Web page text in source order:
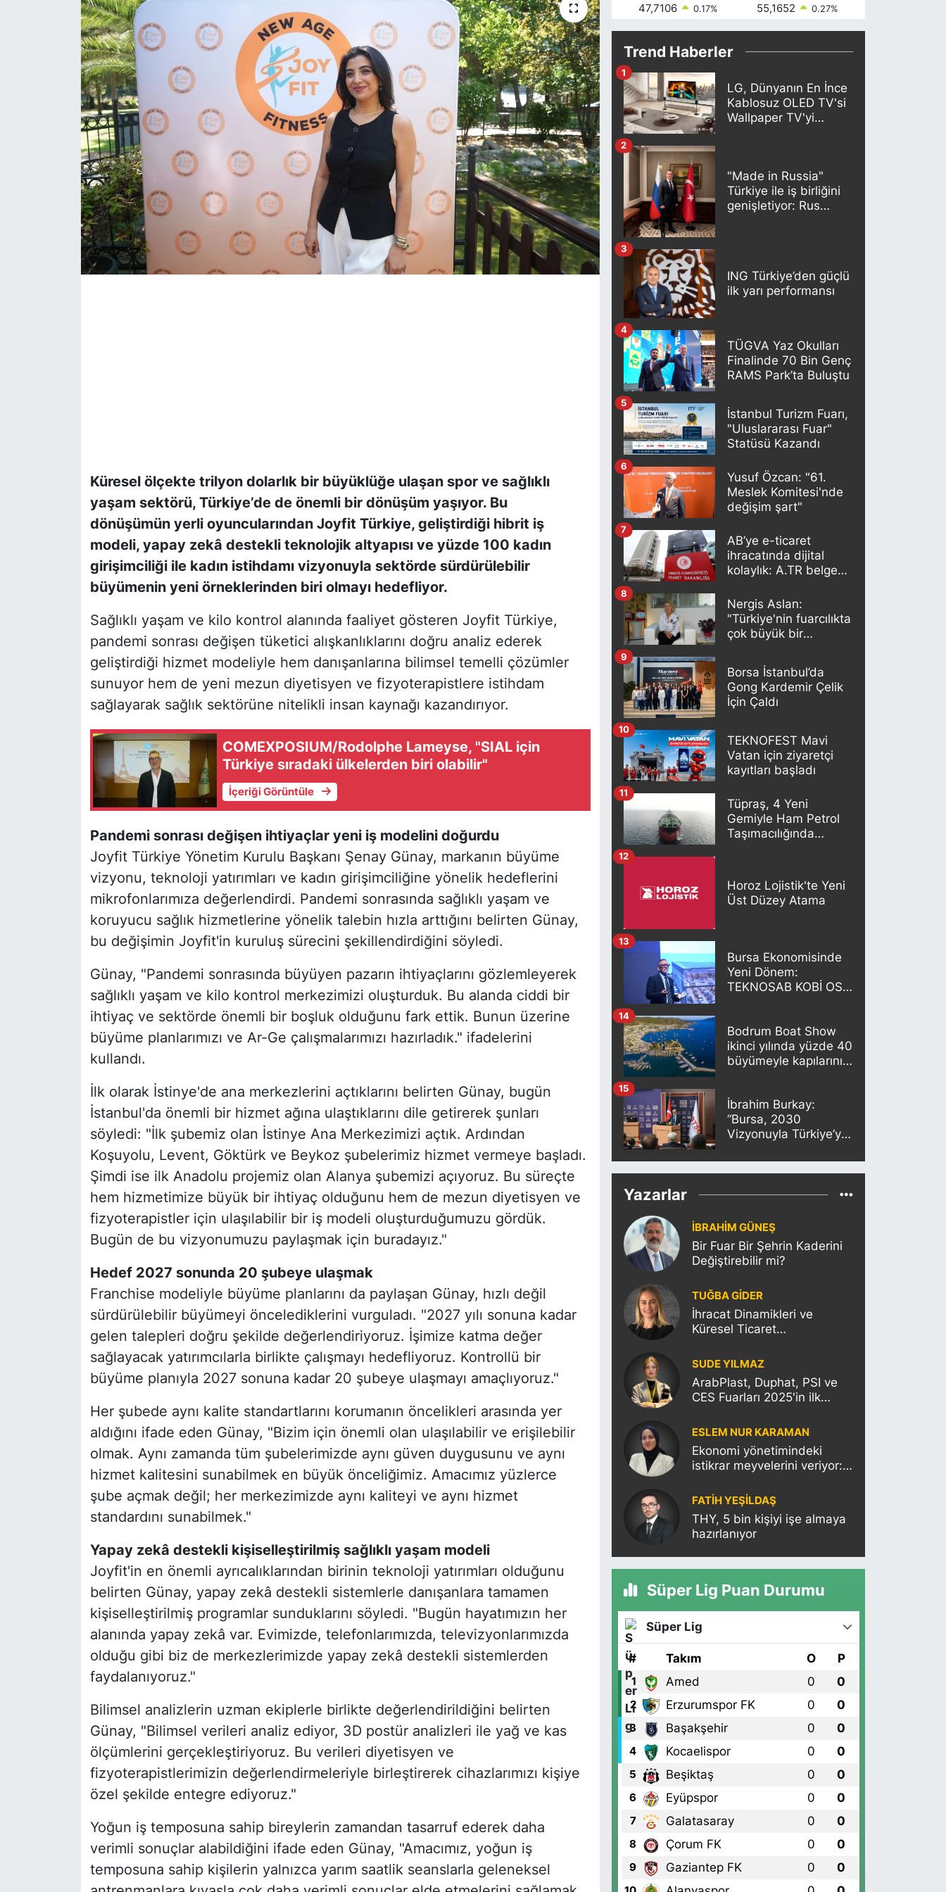
Küresel ölçekte trilyon dolarlık bir büyüklüğe ulaşan spor ve sağlıklı
yaşam sektörü, Türkiye’de de önemli bir dönüşüm yaşıyor. Bu
dönüşümün yerli oyuncularından Joyfit Türkiye, geliştirdiği hibrit iş
modeli, yapay zekâ destekli teknolojik altyapısı ve yüzde 100 kadın
girişimciliği ile kadın istihdamı vizyonuyla sektörde sürdürülebilir
büyümenin yeni örneklerinden biri olmayı hedefliyor.
Sağlıklı yaşam ve kilo kontrol alanında faaliyet gösteren Joyfit Türkiye,
pandemi sonrası değişen tüketici alışkanlıklarını doğru analiz ederek
geliştirdiği hizmet modeliyle hem danışanlarına bilimsel temelli çözümler
sunuyor hem de yeni mezun diyetisyen ve fizyoterapistlere istihdam
sağlayarak sağlık sektörüne nitelikli insan kaynağı kazandırıyor.
COMEXPOSIUM/Rodolphe Lameyse, "SIAL için
Türkiye sıradaki ülkelerden biri olabilir"
İçeriği Görüntüle
Pandemi sonrası değişen ihtiyaçlar yeni iş modelini doğurdu
Joyfit Türkiye Yönetim Kurulu Başkanı Şenay Günay, markanın büyüme
vizyonu, teknoloji yatırımları ve kadın girişimciliğine yönelik hedeflerini
mikrofonlarımıza değerlendirdi. Pandemi sonrasında sağlıklı yaşam ve
koruyucu sağlık hizmetlerine yönelik talebin hızla arttığını belirten Günay,
bu değişimin Joyfit'in kuruluş sürecini şekillendirdiğini söyledi.
Günay, "Pandemi sonrasında büyüyen pazarın ihtiyaçlarını gözlemleyerek
sağlıklı yaşam ve kilo kontrol merkezimizi oluşturduk. Bu alanda ciddi bir
ihtiyaç ve sektörde önemli bir boşluk olduğunu fark ettik. Bunun üzerine
büyüme planlarımızı ve Ar-Ge çalışmalarımızı hazırladık." ifadelerini
kullandı.
İlk olarak İstinye'de ana merkezlerini açtıklarını belirten Günay, bugün
İstanbul'da önemli bir hizmet ağına ulaştıklarını dile getirerek şunları
söyledi: "İlk şubemiz olan İstinye Ana Merkezimizi açtık. Ardından
Koşuyolu, Levent, Göktürk ve Beykoz şubelerimiz hizmet vermeye başladı.
Şimdi ise ilk Anadolu projemiz olan Alanya şubemizi açıyoruz. Bu süreçte
hem hizmetimize büyük bir ihtiyaç olduğunu hem de mezun diyetisyen ve
fizyoterapistler için ulaşılabilir bir iş modeli oluşturduğumuzu gördük.
Bugün de bu vizyonumuzu paylaşmak için buradayız."
Hedef 2027 sonunda 20 şubeye ulaşmak
Franchise modeliyle büyüme planlarını da paylaşan Günay, hızlı değil
sürdürülebilir büyümeyi öncelediklerini vurguladı. "2027 yılı sonuna kadar
gelen talepleri doğru şekilde değerlendiriyoruz. İşimize katma değer
sağlayacak yatırımcılarla birlikte çalışmayı hedefliyoruz. Kontrollü bir
büyüme planıyla 2027 sonuna kadar 20 şubeye ulaşmayı amaçlıyoruz."
Her şubede aynı kalite standartlarını korumanın öncelikleri arasında yer
aldığını ifade eden Günay, "Bizim için önemli olan ulaşılabilir ve erişilebilir
olmak. Aynı zamanda tüm şubelerimizde aynı güven duygusunu ve aynı
hizmet kalitesini sunabilmek en büyük önceliğimiz. Amacımız yüzlerce
şube açmak değil; her merkezimizde aynı kaliteyi ve aynı hizmet
standardını sunabilmek."
Yapay zekâ destekli kişiselleştirilmiş sağlıklı yaşam modeli
Joyfit'in en önemli ayrıcalıklarından birinin teknoloji yatırımları olduğunu
belirten Günay, yapay zekâ destekli sistemlerle danışanlara tamamen
kişiselleştirilmiş programlar sunduklarını söyledi. "Bugün hayatımızın her
alanında yapay zekâ var. Evimizde, telefonlarımızda, televizyonlarımızda
olduğu gibi biz de merkezlerimizde yapay zekâ destekli sistemlerden
faydalanıyoruz."
Bilimsel analizlerin uzman ekiplerle birlikte değerlendirildiğini belirten
Günay, "Bilimsel verileri analiz ediyor, 3D postür analizleri ile yağ ve kas
ölçümlerini gerçekleştiriyoruz. Bu verileri diyetisyen ve
fizyoterapistlerimizin değerlendirmeleriyle birleştirerek cihazlarımızı kişiye
özel şekilde entegre ediyoruz."
Yoğun iş temposuna sahip bireylerin zamandan tasarruf ederek daha
verimli sonuçlar alabildiğini ifade eden Günay, "Amacımız, yoğun iş
temposuna sahip kişilerin yalnızca yarım saatlik seanslarla geleneksel
47,7106
0.17%
55,1652
0.27%
Trend Haberler
LG, Dünyanın En İnce
Kablosuz OLED TV'si
Wallpaper TV'yi
1
"Made in Russia"
Türkiye ile iş birliğini
genişletiyor: Rus
2
ING Türkiye’den güçlü
ilk yarı performansı
3
TÜGVA Yaz Okulları
Finalinde 70 Bin Genç
RAMS Park’ta Buluştu
4
İstanbul Turizm Fuarı,
"Uluslararası Fuar"
Statüsü Kazandı
5
Yusuf Özcan: "61.
Meslek Komitesi'nde
değişim şart"
6
AB’ye e-ticaret
ihracatında dijital
kolaylık: A.TR belgesi
oluşturuluyor
7
Nergis Aslan:
"Türkiye'nin fuarcılıkta
çok büyük bir
8
Borsa İstanbul’da
Gong Kardemir Çelik
İçin Çaldı
9
TEKNOFEST Mavi
Vatan için ziyaretçi
kayıtları başladı
10
Tüpraş, 4 Yeni
Gemiyle Ham Petrol
Taşımacılığında
11
Horoz Lojistik'te Yeni
Üst Düzey Atama
12
Bursa Ekonomisinde
Yeni Dönem:
TEKNOSAB KOBİ OSB
13
Bodrum Boat Show
ikinci yılında yüzde 40
büyümeyle kapılarını
14
İbrahim Burkay:
“Bursa, 2030
Vizyonuyla Türkiye’yi
Edecek”
15
Yazarlar
İBRAHİM GÜNEŞ
Bir Fuar Bir Şehrin Kaderini
Değiştirebilir mi?
TUĞBA GİDER
İhracat Dinamikleri ve
Küresel Ticaret
Etkisi
SUDE YILMAZ
ArabPlast, Duphat, PSI ve
CES Fuarları 2025'in ilk
vuracak
ESLEM NUR KARAMAN
Ekonomi yönetimindeki
istikrar meyvelerini veriyor:
notunu yükseltti!
FATIH YEŞİLDAŞ
THY, 5 bin kişiyi işe almaya
hazırlanıyor
Süper Lig Puan Durumu
Süper Lig
# Takım O P
1 Amed 0 0
2 Erzurumspor FK 0 0
3 Başakşehir 0 0
4 Kocaelispor 0 0
5 Beşiktaş 0 0
6 Eyüpspor 0 0
7 Galatasaray 0 0
8 Çorum FK 0 0
9 Gaziantep FK 0 0
KONGRE HABERLERİ
KONGRE TAKVİMİ
RÖPORTAJLAR
BİYOGRAFİLER